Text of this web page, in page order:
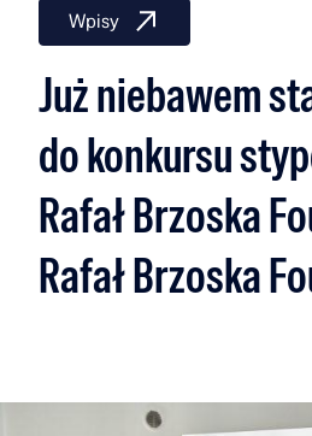
Wpisy
Już niebawem
do konkursu
Rafał Brzoska
Rafał Brzoska